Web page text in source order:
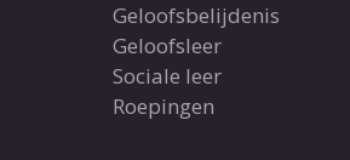
Geloofsbelijdenis
Geloofsleer
Sociale leer
Roepingen